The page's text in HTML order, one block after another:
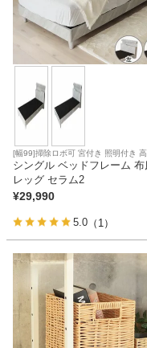
テレビ台・リビン
ダイニングテー
椅子・チェア
収納家具
[幅99]掃除ロボ可 宮付き 照明付き 高
可能 コイルマットレス対応
シングル ベッドフレーム
レッグ セラム2
¥29,990
5.0 （1）